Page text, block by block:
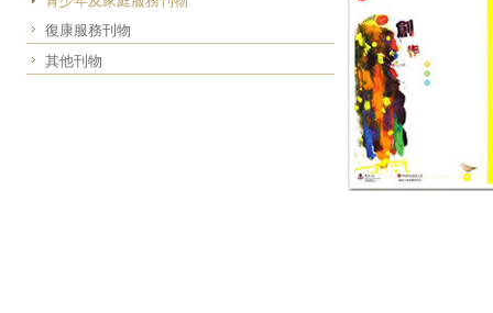
復康服務刊物
其他刊物